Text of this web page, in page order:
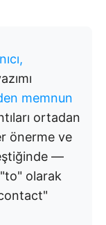
memnun
ortadan
önerme ve
—
olarak